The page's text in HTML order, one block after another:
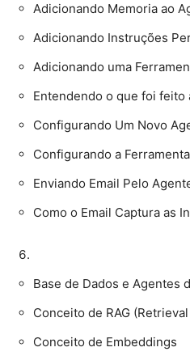
Adicionando Memoria ao
Adicionando Instruções
Adicionando uma
Entendendo o que foi feito
Configurando Um Novo
Configurando a
Enviando Email Pelo
Como o Email Captura as
Base de Dados e Agentes
Conceito de RAG
Conceito de Embeddings